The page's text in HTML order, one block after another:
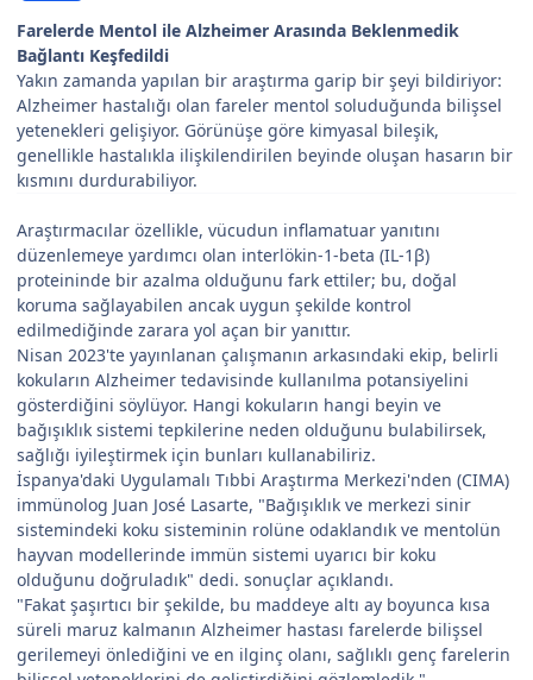
Farelerde Mentol ile Alzheimer Arasında Beklenmedik
Bağlantı Keşfedildi
Yakın zamanda yapılan bir araştırma garip bir şeyi bildiriyor:
Alzheimer hastalığı olan fareler mentol soluduğunda bilişsel
yetenekleri gelişiyor. Görünüşe göre kimyasal bileşik,
genellikle hastalıkla ilişkilendirilen beyinde oluşan hasarın bir
kısmını durdurabiliyor.
Araştırmacılar özellikle, vücudun inflamatuar yanıtını
düzenlemeye yardımcı olan interlökin-1-beta (IL-1β)
proteininde bir azalma olduğunu fark ettiler; bu, doğal
koruma sağlayabilen ancak uygun şekilde kontrol
edilmediğinde zarara yol açan bir yanıttır.
Nisan 2023'te yayınlanan çalışmanın arkasındaki ekip, belirli
kokuların Alzheimer tedavisinde kullanılma potansiyelini
gösterdiğini söylüyor. Hangi kokuların hangi beyin ve
bağışıklık sistemi tepkilerine neden olduğunu bulabilirsek,
sağlığı iyileştirmek için bunları kullanabiliriz.
İspanya'daki Uygulamalı Tıbbi Araştırma Merkezi'nden (CIMA)
immünolog Juan José Lasarte, "Bağışıklık ve merkezi sinir
sistemindeki koku sisteminin rolüne odaklandık ve mentolün
hayvan modellerinde immün sistemi uyarıcı bir koku
olduğunu doğruladık" dedi. sonuçlar açıklandı.
"Fakat şaşırtıcı bir şekilde, bu maddeye altı ay boyunca kısa
süreli maruz kalmanın Alzheimer hastası farelerde bilişsel
gerilemeyi önlediğini ve en ilginç olanı, sağlıklı genç farelerin